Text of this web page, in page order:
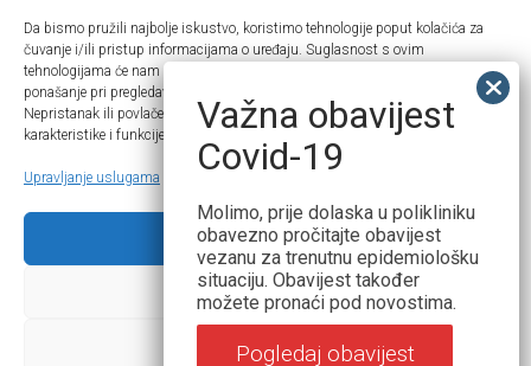
Da bismo pružili najbolje iskustvo, koristimo tehnologije poput kolačića za
čuvanje i/ili pristup informacijama o uređaju. Suglasnost s ovim
tehnologijama će nam omogućiti da obrađujemo podatke kao što su
ponašanje pri pregledavanju ili jedinstveni ID-ovi na ovoj web stranici.
Nepristanak ili povlačenje suglasnosti može negativno utjecati na određene
karakteristike i funkcije.
Upravljanje uslugama
Prihvati
Zabrani
Pogledaj postavke
Naručite se
Cjenik
Kontakt
Arhiva novosti
siječanj 2023
Važna obavijest
Covid-19
Molimo, prije dolaska u polikliniku
obavezno pročitajte obavijest
vezanu za trenutnu epidemiološku
situaciju. Obavijest također
možete pronaći pod novostima.
Pogledaj obavijest